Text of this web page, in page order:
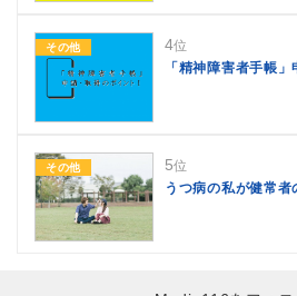
その他 4位
「精神障害者手帳
その他 5位
うつ病の私が健常